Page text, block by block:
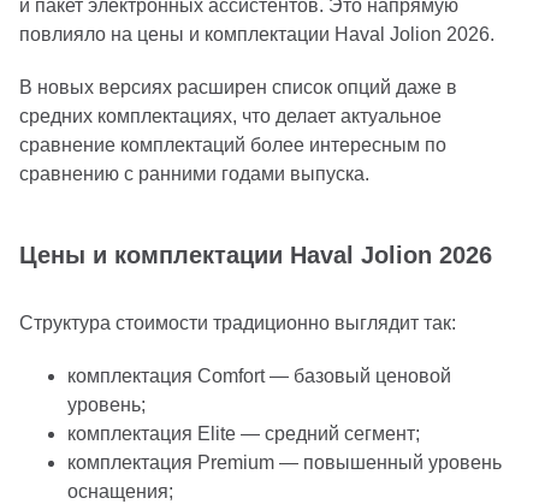
и пакет электронных ассистентов. Это напрямую
повлияло на цены и комплектации Haval Jolion 2026.
В новых версиях расширен список опций даже в
средних комплектациях, что делает актуальное
сравнение комплектаций более интересным по
сравнению с ранними годами выпуска.
Цены и комплектации Haval Jolion 2026
Структура стоимости традиционно выглядит так:
комплектация Comfort — базовый ценовой
уровень;
комплектация Elite — средний сегмент;
комплектация Premium — повышенный уровень
оснащения;